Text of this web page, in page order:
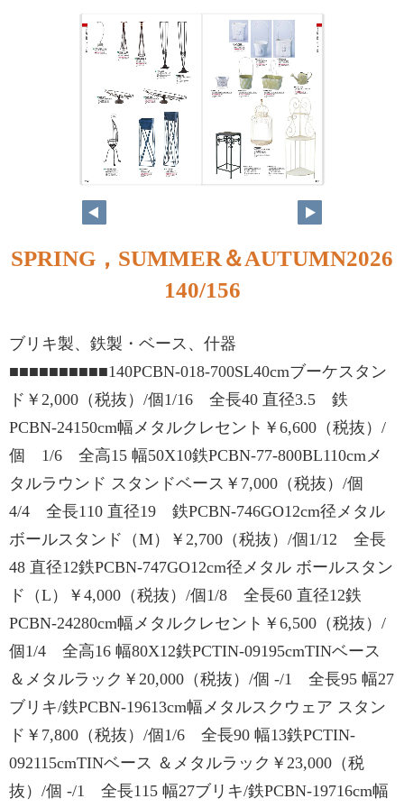
140 141
SPRING，SUMMER＆AUTUMN2026
140/156
ブリキ製、鉄製・ベース、什器
■■■■■■■■■■140PCBN-018-700SL40cmブーケスタン
ド￥2,000（税抜）/個1/16 全長40 直径3.5 鉄
PCBN-24150cm幅メタルクレセント￥6,600（税抜）/
個 1/6 全高15 幅50X10鉄PCBN-77-800BL110cmメ
タルラウンド スタンドベース￥7,000（税抜）/個
4/4 全長110 直径19 鉄PCBN-746GO12cm径メタル
ボールスタンド（M）￥2,700（税抜）/個1/12 全長
48 直径12鉄PCBN-747GO12cm径メタル ボールスタン
ド（L）￥4,000（税抜）/個1/8 全長60 直径12鉄
PCBN-24280cm幅メタルクレセント￥6,500（税抜）/
個1/4 全高16 幅80X12鉄PCTIN-09195cmTINベース
＆メタルラック￥20,000（税抜）/個 -/1 全長95 幅27
ブリキ/鉄PCBN-19613cm幅メタルスクウェア スタン
ド￥7,800（税抜）/個1/6 全長90 幅13鉄PCTIN-
092115cmTINベース ＆メタルラック￥23,000（税
抜）/個 -/1 全長115 幅27ブリキ/鉄PCBN-19716cm幅